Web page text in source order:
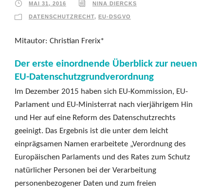
MAI 31, 2016 NINA DIERCKS
DATENSCHUTZRECHT, EU-DSGVO
Mitautor: Christian Frerix*
Der erste einordnende Überblick zur neuen
EU-Datenschutzgrundverordnung
Im Dezember 2015 haben sich EU-Kommission, EU-
Parlament und EU-Ministerrat nach vierjährigem Hin
und Her auf eine Reform des Datenschutzrechts
geeinigt. Das Ergebnis ist die unter dem leicht
einprägsamen Namen erarbeitete „Verordnung des
Europäischen Parlaments und des Rates zum Schutz
natürlicher Personen bei der Verarbeitung
personenbezogener Daten und zum freien